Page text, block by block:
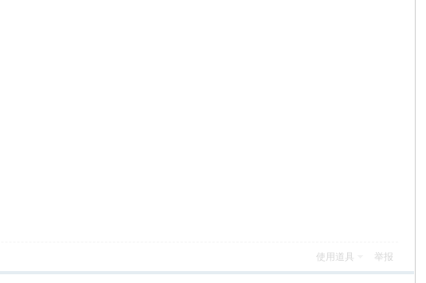
使用道具 举报